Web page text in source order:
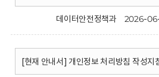
데이터안전정책과 2026-
[현재 안내서] 개인정보 처리방침 작성